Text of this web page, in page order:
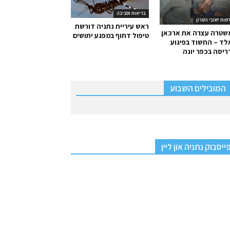
בריאות וסביבה
ראש עיריית נתניה דורשת
טיפול דחוף במפגע יתושים
ישובי השרון
עצרה את ארכאן
– החשוד בפיגוע
בכפר יונה
המובילים השבוע
פייסבוק נתניה און ליין